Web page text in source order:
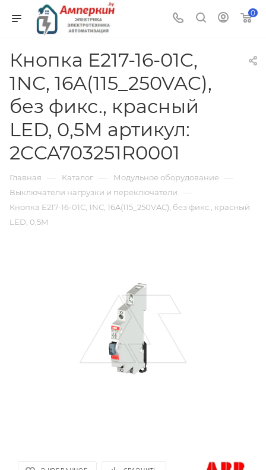
0
Кнопка E217-16-01C,
1NС, 16A(115_250VAC),
без фикс., красный
LED, 0,5M артикул:
2CCA703251R0001
Главная — Каталог — Модульное оборудование —
Выключатели нагрузки и переключатели —
Кнопка E217-16-01C, 1NС, 16A(115_250VAC), без фикс., красный
LED, 0,5M